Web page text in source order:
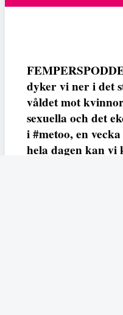
dyker vi ner i det
våldet mot
sexuella och det
i #metoo, en
hela dagen kan vi